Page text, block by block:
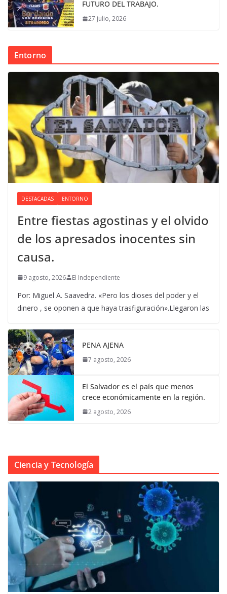
FUTURO DEL TRABAJO.
27 julio, 2026
Entorno
DESTACADAS ENTORNO
Entre fiestas agostinas y el olvido
de los apresados inocentes sin
causa.
9 agosto, 2026 El Independiente
Por: Miguel A. Saavedra. «Pero los dioses del poder y el
dinero , se oponen a que haya trasfiguración».Llegaron las
PENA AJENA
7 agosto, 2026
El Salvador es el país que menos
crece económicamente en la región.
2 agosto, 2026
Ciencia y Tecnología